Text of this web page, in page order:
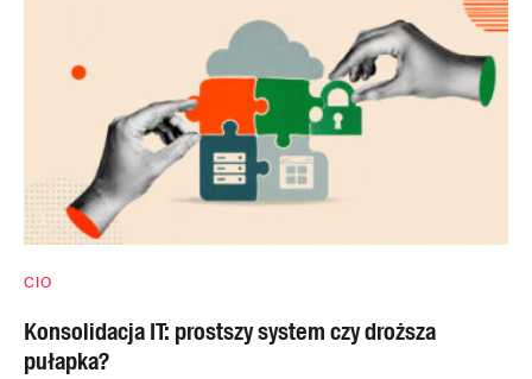
CIO
Konsolidacja IT: prostszy system czy droższa
pułapka?